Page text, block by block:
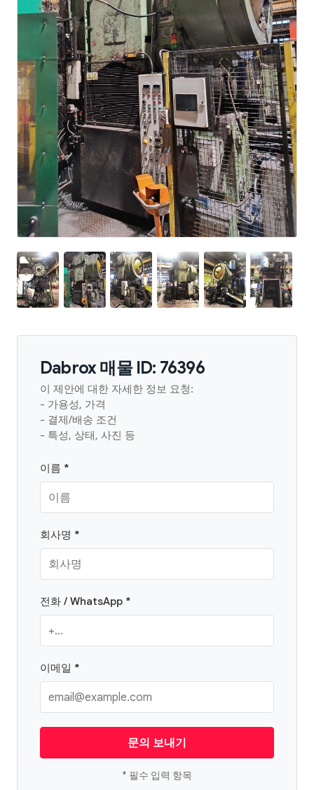
Dabrox 매물 ID: 76396
이 제안에 대한 자세한 정보 요청:
- 가용성, 가격
- 결제/배송 조건
- 특성, 상태, 사진 등
이름 *
회사명 *
전화 / WhatsApp *
이메일 *
문의 보내기
* 필수 입력 항목